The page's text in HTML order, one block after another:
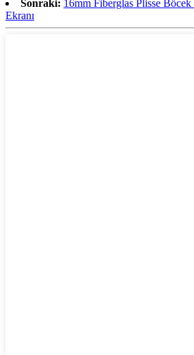
Sonraki: 16mm Fiberglas Plisse
Ekranı